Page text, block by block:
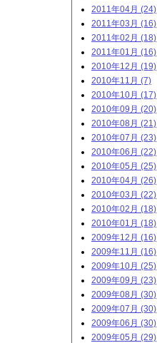
2011年04月 (24)
2011年03月 (16)
2011年02月 (18)
2011年01月 (16)
2010年12月 (19)
2010年11月 (7)
2010年10月 (17)
2010年09月 (20)
2010年08月 (21)
2010年07月 (23)
2010年06月 (22)
2010年05月 (25)
2010年04月 (26)
2010年03月 (22)
2010年02月 (18)
2010年01月 (18)
2009年12月 (16)
2009年11月 (16)
2009年10月 (25)
2009年09月 (23)
2009年08月 (30)
2009年07月 (30)
2009年06月 (30)
2009年05月 (29)